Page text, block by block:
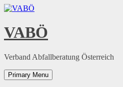
Skip
content
VABÖ
Verband Abfallberatung Österreich
Primary Menu